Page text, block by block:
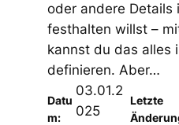
oder andere Details
festhalten willst –
kannst du das alles
definieren. Aber…
Datu
m:
03.01.2
025
Letzte